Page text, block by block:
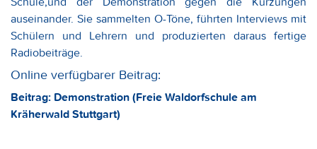
auseinander. Sie sammelten O-Töne, führten Interviews mit
Schülern und Lehrern und produzierten daraus fertige
Radiobeiträge.
Online verfügbarer Beitrag:
Beitrag: Demonstration (Freie Waldorfschule am
Kräherwald Stuttgart)